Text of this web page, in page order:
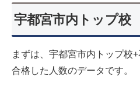
宇都宮市内トップ校
まずは、宇都宮市内トップ校
合格した人数のデータです。